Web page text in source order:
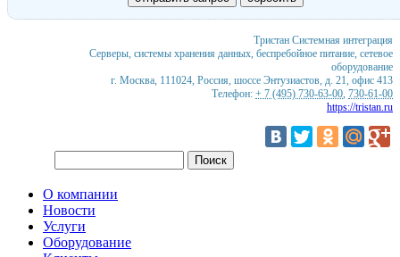
Тристан Системная интеграция
Серверы, системы хранения данных, беспребойное питание, сетевое
оборудование
г. Москва, 111024, Россия, шоссе Энтузиастов, д. 21, офис 413
Телефон: + 7 (495) 730-63-00, 730-61-00
https://tristan.ru
О компании
Новости
Услуги
Оборудование